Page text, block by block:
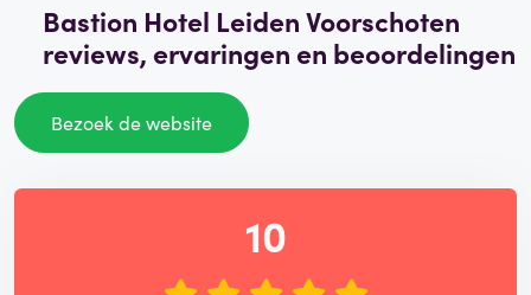
Bastion Hotel Leiden Voorschoten
reviews, ervaringen en beoordelingen
Bezoek de website
10